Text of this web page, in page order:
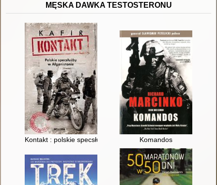
MĘSKA DAWKA TESTOSTERONU
Kontakt : polskie specsłużby w AfganistanieKomandos